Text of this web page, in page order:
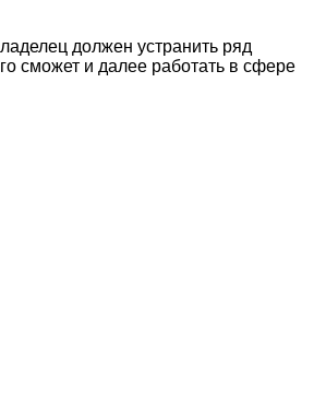
должен устранить ряд
сможет и далее работать в сфере